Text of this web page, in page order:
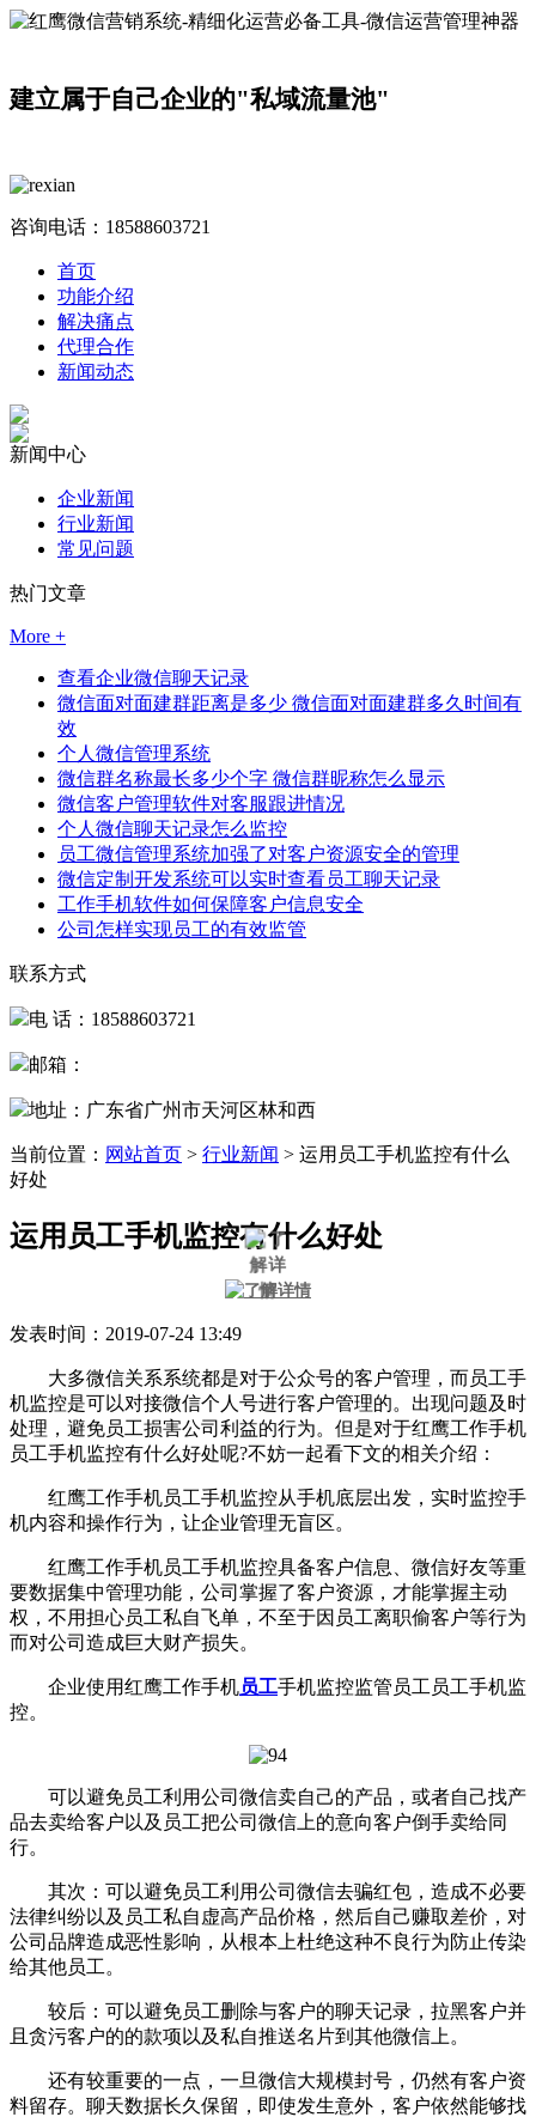
建立属于自己企业的"私域流量池"
咨询电话： 18588603721
首页
功能介绍
解决痛点
代理合作
新闻动态
新闻中心
企业新闻
行业新闻
常见问题
热门文章
More +
查看企业微信聊天记录
微信面对面建群距离是多少 微信面对面建群多久时间有
效
个人微信管理系统
微信群名称最长多少个字 微信群昵称怎么显示
微信客户管理软件对客服跟进情况
个人微信聊天记录怎么监控
员工微信管理系统加强了对客户资源安全的管理
微信定制开发系统可以实时查看员工聊天记录
工作手机软件如何保障客户信息安全
公司怎样实现员工的有效监管
联系方式
电 话：18588603721
邮箱：
地址：广东省广州市天河区林和西
当前位置： 网站首页 > 行业新闻 > 运用员工手机监控有什么
好处
运用员工手机监控有什么好处
发表时间：2019-07-24 13:49
大多微信关系系统都是对于公众号的客户管理，而员工手
机监控是可以对接微信个人号进行客户管理的。出现问题及时
处理，避免员工损害公司利益的行为。但是对于红鹰工作手机
员工手机监控有什么好处呢?不妨一起看下文的相关介绍：
红鹰工作手机员工手机监控从手机底层出发，实时监控手
机内容和操作行为，让企业管理无盲区。
红鹰工作手机员工手机监控具备客户信息、微信好友等重
要数据集中管理功能，公司掌握了客户资源，才能掌握主动
权，不用担心员工私自飞单，不至于因员工离职偷客户等行为
而对公司造成巨大财产损失。
企业使用红鹰工作手机员工手机监控监管员工员工手机监
控。
可以避免员工利用公司微信卖自己的产品，或者自己找产
品去卖给客户以及员工把公司微信上的意向客户倒手卖给同
行。
其次：可以避免员工利用公司微信去骗红包，造成不必要
法律纠纷以及员工私自虚高产品价格，然后自己赚取差价，对
公司品牌造成恶性影响，从根本上杜绝这种不良行为防止传染
给其他员工。
较后：可以避免员工删除与客户的聊天记录，拉黑客户并
且贪污客户的的款项以及私自推送名片到其他微信上。
还有较重要的一点，一旦微信大规模封号，仍然有客户资
料留存。聊天数据长久保留，即使发生意外，客户依然能够找